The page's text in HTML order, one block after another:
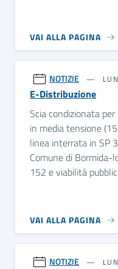
VAI ALLA PAGINA
NOTIZIE
E-Distribuzione
Scia condizionata
in media tensione
linea interrata in SP
Comune di Bormida-
152 e viabilità
VAI ALLA PAGINA
NOTIZIE